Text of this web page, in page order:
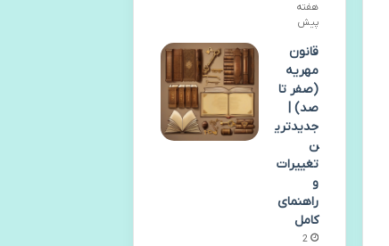
هفته
پیش
قانون
مهریه
(صفر تا
صد) |
جدیدتری
ن
تغییرات
و
راهنمای
کامل
2